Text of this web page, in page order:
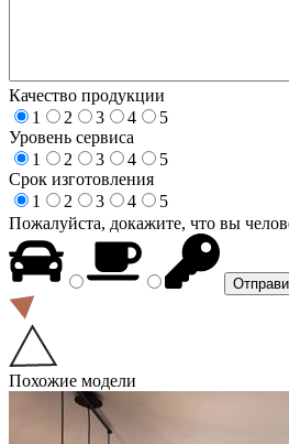
Качество продукции
1
2 3 4
5
Уровень сервиса
1
2 3 4
5
Срок изготовления
1
2 3 4
5
Пожалуйста, докажите, что вы
Похожие модели